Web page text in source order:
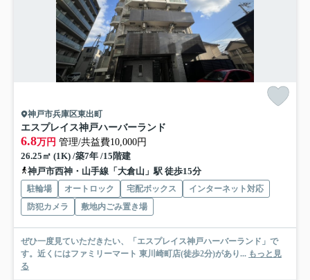
神戸市兵庫区東出町
エスプレイス神戸ハーバーランド
6.8万円 管理/共益費10,000円
26.25㎡ (1K) /築7年 /15階建
神戸市西神・山手線「大倉山」駅 徒歩15分
駐輪場 オートロック 宅配ボックス
インターネット対応
防犯カメラ
敷地内ごみ置き場
ぜひ一度見ていただきたい、「エスプレイス神戸ハーバーランド」で
す。近くにはファミリーマート 東川崎町店(徒歩2分)があり... もっと見
る